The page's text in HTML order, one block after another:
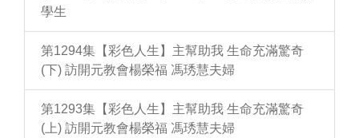
學生
第1294集【彩色人生】主幫助我 生命充滿驚奇
(下) 訪開元教會楊榮福 馮琇慧夫婦
第1293集【彩色人生】主幫助我 生命充滿驚奇
(上) 訪開元教會楊榮福 馮琇慧夫婦